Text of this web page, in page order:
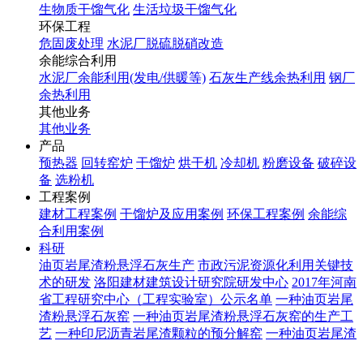
生物质干馏气化 生活垃圾干馏气化
环保工程
危固废处理 水泥厂脱硫脱硝改造
余能综合利用
水泥厂余能利用(发电/供暖等) 石灰生产线余热利用 钢厂
余热利用
其他业务
其他业务
产品
预热器 回转窑炉 干馏炉 烘干机 冷却机 粉磨设备 破碎设
备 选粉机
工程案例
建材工程案例 干馏炉及应用案例 环保工程案例 余能综
合利用案例
科研
油页岩尾渣粉悬浮石灰生产 市政污泥资源化利用关键技
术的研发 洛阳建材建筑设计研究院研发中心 2017年河南
省工程研究中心（工程实验室）公示名单 一种油页岩尾
渣粉悬浮石灰窑 一种油页岩尾渣粉悬浮石灰窑的生产工
艺 一种印尼沥青岩尾渣颗粒的预分解窑 一种油页岩尾渣